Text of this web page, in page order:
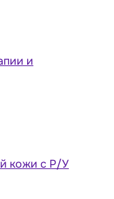
и
кожи с Р/У